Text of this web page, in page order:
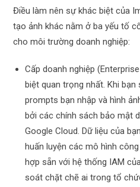
Điều làm nên sự khác biệt của
tạo ảnh khác nằm ở ba yếu tố
cho môi trường doanh nghiệp:
Cấp doanh nghiệp
biệt quan trọng nhất. Khi
prompts bạn nhập và hình
bởi các chính sách bảo mật
Google Cloud. Dữ liệu của
huấn luyện các mô hình
hợp sẵn với hệ thống IAM
soát chặt chẽ ai trong tổ